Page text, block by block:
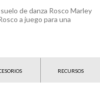
de danza Rosco Marley
a juego para una
RECURSOS